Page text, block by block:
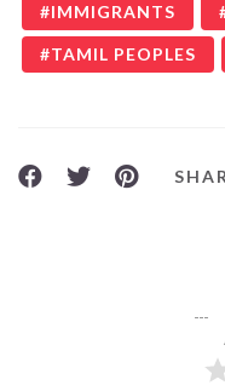
IMMIGRANTS
TAMIL PEOPLES